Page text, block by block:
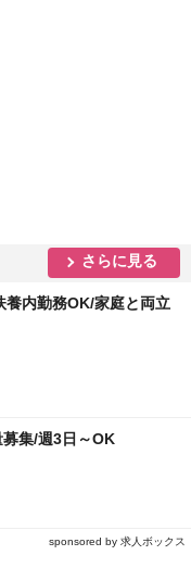
さらに見る
養内勤務OK/家庭と両立
集/週3日～OK
sponsored by 求人ボックス